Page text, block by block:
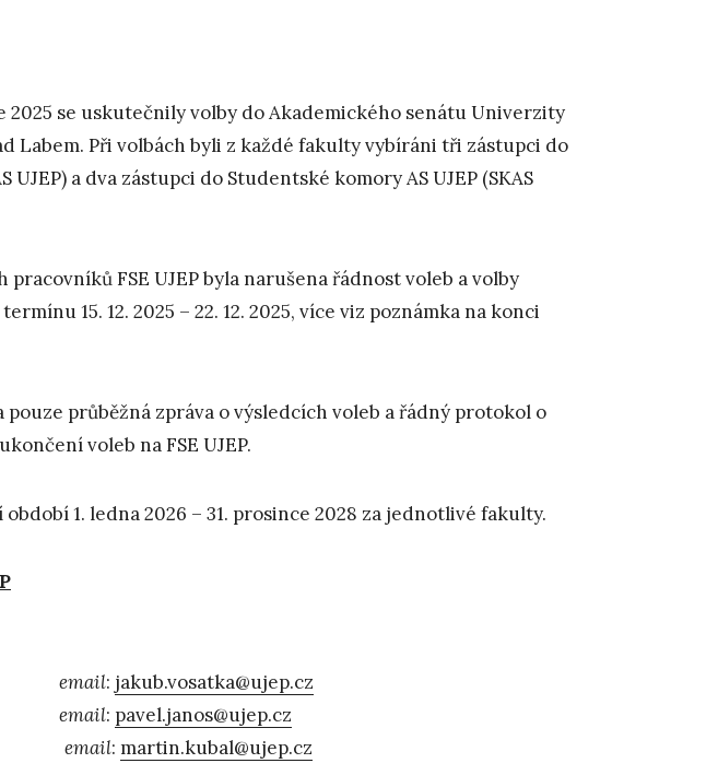
2025 se uskutečnily volby do Akademického senátu Univerzity
Labem. Při volbách byli z každé fakulty vybíráni tři zástupci do
UJEP) a dva zástupci do Studentské komory AS UJEP (SKAS
FSE UJEP byla narušena řádnost voleb a volby
15. 12. 2025 – 22. 12. 2025, více viz poznámka na konci
průběžná zpráva o výsledcích voleb a řádný protokol o
voleb na FSE UJEP.
1. ledna 2026 – 31. prosince 2028 za jednotlivé fakulty.
email: jakub.vosatka@ujep.cz
email: pavel.janos@ujep.cz
email: martin.kubal@ujep.cz